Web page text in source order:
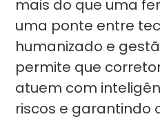
mais do que uma
uma ponte entre
humanizado e
permite que
atuem com
riscos e garantindo